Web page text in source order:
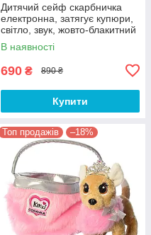
Дитячий сейф скарбничка
електронна, затягує купюри,
світло, звук, жовто-блакитний
В наявності
690 ₴ 890 ₴
Купити
Топ продажів –18%